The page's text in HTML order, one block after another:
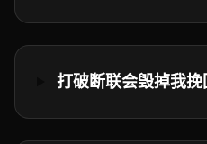
打破断联会毁掉我挽